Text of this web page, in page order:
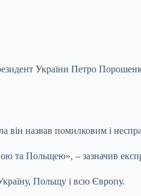
України Петро
назвав помилковим і
та Польщею», – зазначив
Польщу і всю Європу.